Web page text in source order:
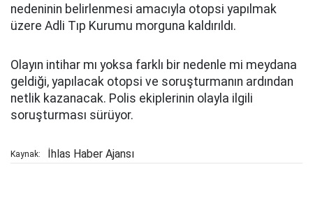
nedeninin belirlenmesi amacıyla otopsi yapılmak
üzere Adli Tıp Kurumu morguna kaldırıldı.
Olayın intihar mı yoksa farklı bir nedenle mi meydana
geldiği, yapılacak otopsi ve soruşturmanın ardından
netlik kazanacak. Polis ekiplerinin olayla ilgili
soruşturması sürüyor.
Kaynak: İhlas Haber Ajansı